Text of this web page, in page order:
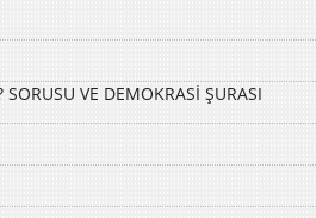
VE DEMOKRASİ ŞURASI